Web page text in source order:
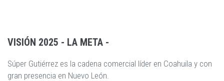
VISIÓN 2025 - LA META -
Súper Gutiérrez es la cadena comercial líder en Coahuila y con
gran presencia en Nuevo León.